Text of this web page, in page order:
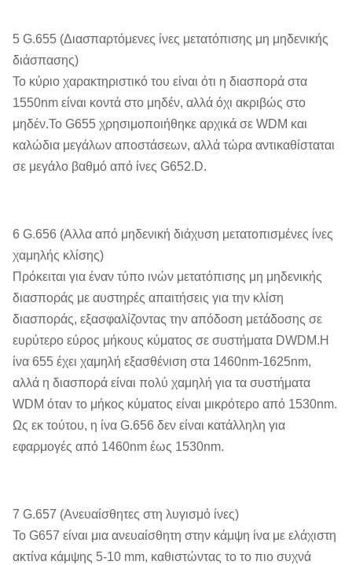
5 G.655 (Διασπαρτόμενες ίνες μετατόπισης μη μηδενικής
διάσπασης)
Το κύριο χαρακτηριστικό του είναι ότι η διασπορά στα
1550nm είναι κοντά στο μηδέν, αλλά όχι ακριβώς στο
μηδέν.Το G655 χρησιμοποιήθηκε αρχικά σε WDM και
καλώδια μεγάλων αποστάσεων, αλλά τώρα αντικαθίσταται
σε μεγάλο βαθμό από ίνες G652.D.
6 G.656 (Αλλα από μηδενική διάχυση μετατοπισμένες ίνες
χαμηλής κλίσης)
Πρόκειται για έναν τύπο ινών μετατόπισης μη μηδενικής
διασποράς με αυστηρές απαιτήσεις για την κλίση
διασποράς, εξασφαλίζοντας την απόδοση μετάδοσης σε
ευρύτερο εύρος μήκους κύματος σε συστήματα DWDM.Η
ίνα 655 έχει χαμηλή εξασθένιση στα 1460nm-1625nm,
αλλά η διασπορά είναι πολύ χαμηλή για τα συστήματα
WDM όταν το μήκος κύματος είναι μικρότερο από 1530nm.
Ως εκ τούτου, η ίνα G.656 δεν είναι κατάλληλη για
εφαρμογές από 1460nm έως 1530nm.
7 G.657 (Ανευαίσθητες στη λυγισμό ίνες)
Το G657 είναι μια ανευαίσθητη στην κάμψη ίνα με ελάχιστη
ακτίνα κάμψης 5-10 mm, καθιστώντας το το πιο συχνά